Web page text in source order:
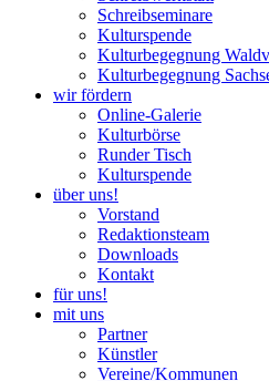
Schreibseminare
Kulturspende
Kulturbegegnung
Kulturbegegnung
wir fördern
Online-Galerie
Kulturbörse
Runder Tisch
Kulturspende
über uns!
Vorstand
Redaktionsteam
Downloads
Kontakt
für uns!
mit uns
Partner
Künstler
Vereine/Kommunen